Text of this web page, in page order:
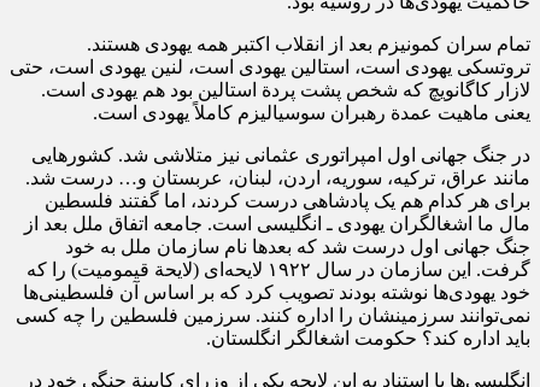
تمام سران کمونیزم بعد از انقلاب اکتبر همه یهودی هستند.
تروتسکی یهودی است، استالین یهودی است، لنین یهودی است، حتی
لازار کاگانویچ که شخص پشت پردة استالین بود هم یهودی است.
یعنی ماهیت عمدة رهبران سوسیالیزم کاملاً یهودی است.
در جنگ جهانی اول امپراتوری عثمانی نیز متلاشی شد. کشور‌هایی
مانند عراق، ترکیه، سوریه، اردن، لبنان، عربستان و… درست شد.
برای هر کدام هم یک پادشاهی درست کردند، اما گفتند فلسطین
مال ما اشغالگران یهودی ـ انگلیسی است. جامعه اتفاق ملل بعد از
جنگ جهانی اول درست شد که بعد‌ها نام سازمان ملل به خود
گرفت. این سازمان در سال ۱۹۲۲ لایحه‌ای (لایحة قیمومیت) را که
خود یهودی‌ها نوشته بودند تصویب کرد که بر اساس آن فلسطینی‌ها
نمی‌توانند سرزمینشان را اداره کنند. سرزمین فلسطین را چه کسی
باید اداره کند؟ حکومت اشغالگر انگلستان.
انگلیسی‌ها با استناد به این لایحه یکی از وزرای کابینة جنگی خود در